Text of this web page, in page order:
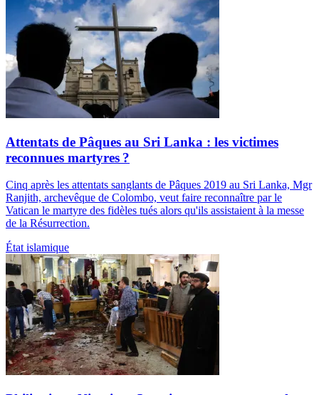
Attentats de Pâques au Sri Lanka : les victimes
reconnues martyres ?
Cinq après les attentats sanglants de Pâques 2019 au Sri Lanka, Mgr
Ranjith, archevêque de Colombo, veut faire reconnaître par le
Vatican le martyre des fidèles tués alors qu'ils assistaient à la messe
de la Résurrection.
État islamique